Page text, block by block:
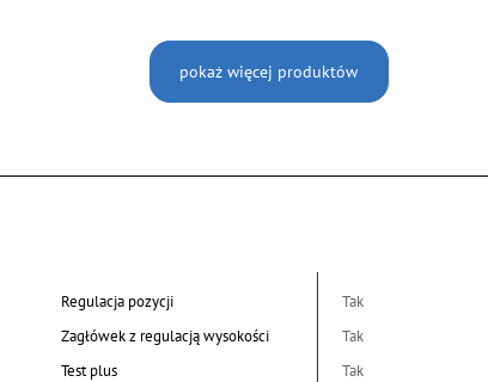
pokaż więcej produktów
Regulacja pozycji
Tak
Zagłówek z regulacją wysokości
Tak
Test plus
Tak